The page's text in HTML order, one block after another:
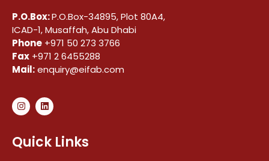
P.O.Box:P.O.Box-34895, Plot 80A4,
ICAD-1, Musaffah, Abu Dhabi
Phone +971 50 273 3766
Fax +971 2 6455288
Mail:enquiry@eifab.com
Quick Links